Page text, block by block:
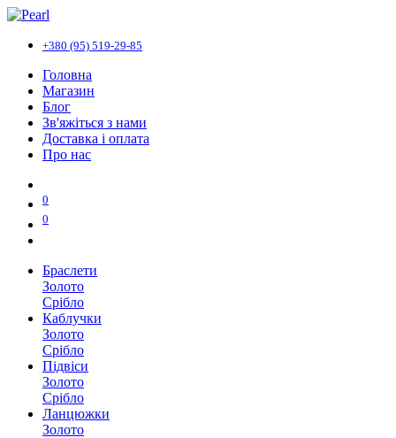
+380 (95) 519-29-85
Головна
Магазин
Блог
Зв'яжіться з нами
Доставка і оплата
Про нас
0
0
Браслети
Золото
Срібло
Каблучки
Золото
Срібло
Підвіси
Золото
Срібло
Ланцюжки
Золото